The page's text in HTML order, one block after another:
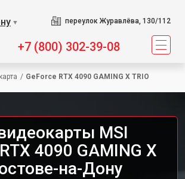
▼ переулок Журавлёва, 130/112
+7 (800) 302-39-08
/ GeForce RTX 4090 GAMING X TRIO
MSI
4090 GAMING X
на-Дону